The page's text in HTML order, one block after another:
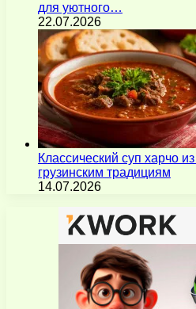
для уютного…
22.07.2026
Классический суп харчо
грузинским традициям
14.07.2026